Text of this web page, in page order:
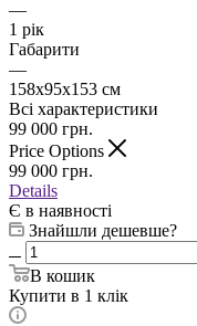
—
1 рік
Габарити
—
158x95x153 см
Всі характеристики
99 000 грн.
Price Options
99 000 грн.
Details
Є в наявності
Знайшли дешевше?
В кошик
Купити в 1 клік